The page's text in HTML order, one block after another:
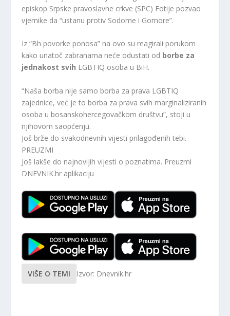
episkop Srpske pravoslavne crkve (SPC) Fotije pozvao
vjernike da “ustanu protiv Sodome i Gomore”.
Iz “Bh povorke ponosa” na ovo su reagirali porukom
kako unatoč zabranama neće odustati od borbe za
jednakost svih LGBTIQ osoba u BiH.
“Naša borba nije samo borba za prava LGBTIQ
zajednice, već je to borba za prava svih marginaliziranih
osoba u bosanskohercegovačkom društvu”, stoji u
njihovom saopćenju.
Još brže do svakodnevnih vijesti prilagođenih tebi.
PREUZMI
Još lakše do najnovijih vijesti o poznatima. Preuzmi
DNEVNIK.hr aplikaciju
VIŠE O TEMI Izvor: Dnevnik.hr